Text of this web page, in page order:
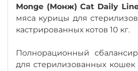
Monge (Монж) Cat Daily
мяса курицы для
кастрированных котов 10 кг.
Полнорационный
для стерилизованных